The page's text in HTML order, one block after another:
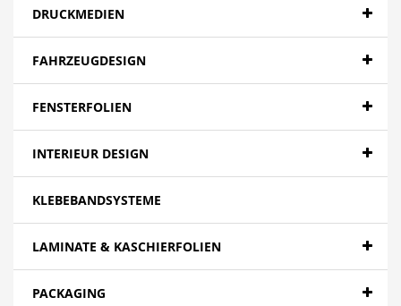
DRUCKMEDIEN
FAHRZEUGDESIGN
FENSTERFOLIEN
INTERIEUR DESIGN
KLEBEBANDSYSTEME
LAMINATE & KASCHIERFOLIEN
PACKAGING